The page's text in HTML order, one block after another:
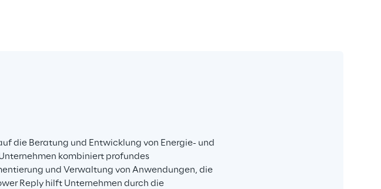
die Beratung und Entwicklung von Energie- und
kombiniert profundes
und Verwaltung von Anwendungen, die
Reply hilft Unternehmen durch die